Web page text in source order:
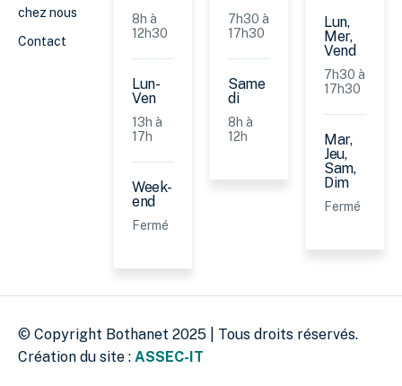
chez nous
Contact
8h à
12h30
Lun-
Ven
13h à
17h
Week-
end
Fermé
7h30 à
17h30
Same
di
8h à
12h
Lun,
Mer,
Vend
7h30 à
17h30
Mar,
Jeu,
Sam,
Dim
Fermé
© Copyright Bothanet 2025 | Tous droits réservés.
Création du site : ASSEC-IT